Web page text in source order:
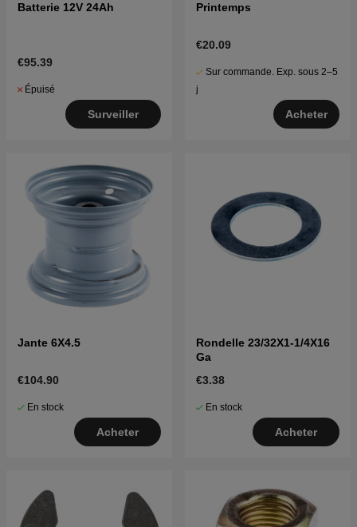
Batterie 12V 24Ah
€95.39
Épuisé
Surveiller
Printemps
€20.09
Sur commande. Exp. sous 2–5
j
Acheter
Jante 6X4.5
€104.90
En stock
Acheter
Rondelle 23/32X1-1/4X16
Ga
€3.38
En stock
Acheter